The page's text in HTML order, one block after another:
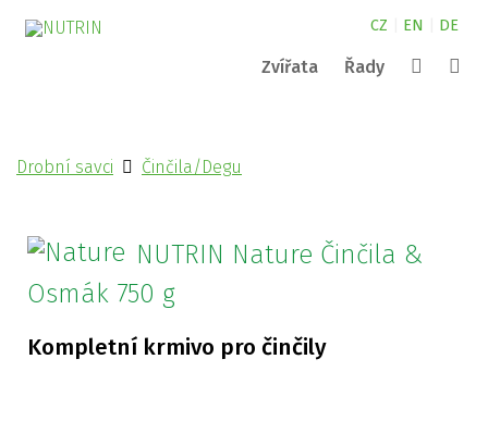
CZ EN DE
Zvířata Řady
Nature
Darwin´s ZOO
NUTRIN pro koně
kontakty
Drobní savci Činčila/Degu
NUTRIN Nature Činčila &
Osmák 750 g
Kompletní krmivo pro činčily